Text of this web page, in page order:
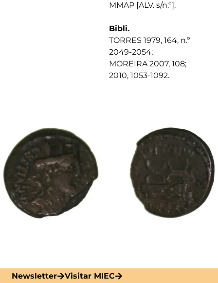
MMAP [ALV. s/n.º].
Bibli.
TORRES 1979, 164, n.º
2049-2054;
MOREIRA 2007, 108;
2010, 1053-1092.
Newsletter Visitar MIEC